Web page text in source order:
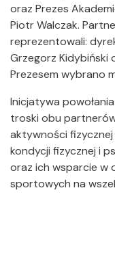
oraz Prezes
Piotr Walczak.
reprezentowali:
Grzegorz Kidybiński
Prezesem wybrano
Inicjatywa
troski obu
aktywności
kondycji fizycznej i
oraz ich wsparcie w
sportowych na